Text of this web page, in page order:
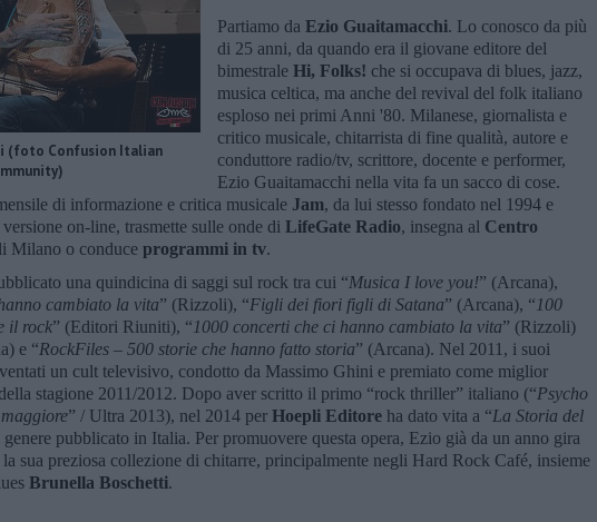
(foto Confusion Italian
Partiamo da Ezio Guaitamacchi. Lo conosco da più
di 25 anni, da quando era il giovane editore del
bimestrale Hi, Folks! che si occupava di blues, jazz,
musica celtica, ma anche del revival del folk italiano
esploso nei primi Anni '80. Milanese, giornalista e
critico musicale, chitarrista di fine qualità, autore e
conduttore radio/tv, scrittore, docente e performer,
Ezio Guaitamacchi nella vita fa un sacco di cose.
di informazione e critica musicale Jam, da lui stesso fondato nel 1994 e
on-line, trasmette sulle onde di LifeGate Radio, insegna al Centro
Milano o conduce programmi in tv.
una quindicina di saggi sul rock tra cui “Musica I love you!” (Arcana),
cambiato la vita” (Rizzoli), “Figli dei fiori figli di Satana” (Arcana), “ 100
il rock” (Editori Riuniti), “ 1000 concerti che ci hanno cambiato la vita” (Rizzoli)
e “RockFiles – 500 storie che hanno fatto storia” (Arcana). Nel 2011, i suoi
un cult televisivo, condotto da Massimo Ghini e premiato come miglior
della stagione 2011/2012. Dopo aver scritto il primo “rock thriller” italiano (“Psycho
” / Ultra 2013), nel 2014 per Hoepli Editore ha dato vita a “La Storia del
pubblicato in Italia. Per promuovere questa opera, Ezio già da un anno gira
sua preziosa collezione di chitarre, principalmente negli Hard Rock Café, insieme
Brunella Boschetti.